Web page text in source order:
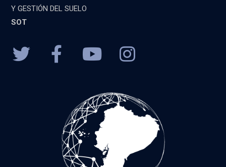
Y GESTIÓN DEL SUELO
SOT